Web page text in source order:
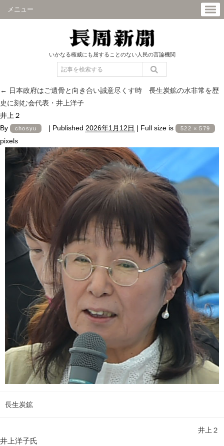
メニュー
いかなる権威にも屈することのない人民の言論機関
← 日本政府はご遺骨と向き合い誠意尽くす時 長生炭鉱の水非常を歴
史に刻む会代表・井上洋子
井上２
By
chosyu | Published 2026年1月12日 | Full size is 522 × 579
pixels
長生炭鉱
井上２
井上洋子氏